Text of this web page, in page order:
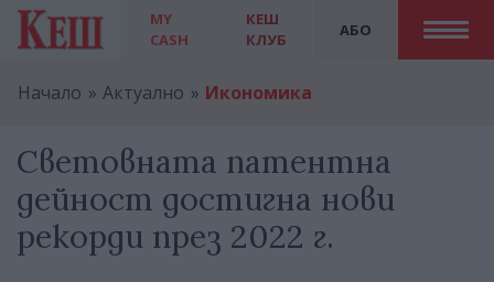
MY
CASH
АБО
КЕШ
КЛУБ
Начало Актуално Икономика
Световната патентна
дейност достигна нови
рекорди през 2022 г.